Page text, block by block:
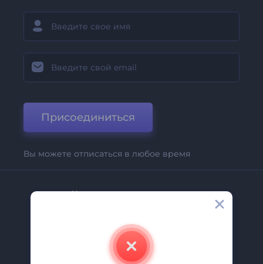
Присоединиться
Вы можете отписаться в любое время
Компания
Свяжитесь С Нами